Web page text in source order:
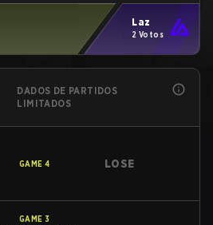
Laz
2 Votos
DADOS DE PARTIDOS
LIMITADOS
GAME 4 LOSE
GAME 3